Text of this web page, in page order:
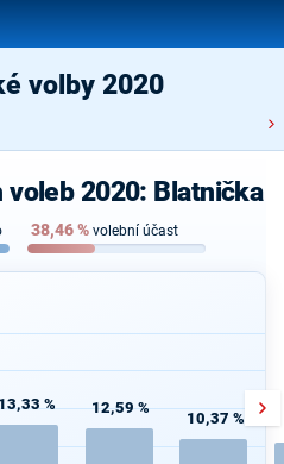
volby 2020
2020: Blatnička
38,46% volební účast
13,33 % 12,59 %
10,37 %